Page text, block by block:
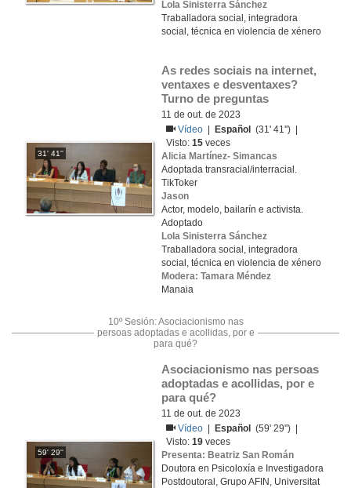
Lola Sinisterra Sánchez
Traballadora social, integradora
social, técnica en violencia de xénero
31' 41''
As redes sociais na internet,
ventaxes e desventaxes?
Turno de preguntas
11 de out. de 2023
Vídeo
Español
(31' 41'') |
Visto:15 veces
Alicia Martínez- Simancas
Adoptada transracial/interracial.
TikToker
Jason
Actor, modelo, bailarín e activista.
Adoptado
Lola Sinisterra Sánchez
Traballadora social, integradora
social, técnica en violencia de xénero
Modera: Tamara Méndez
Manaia
10º Sesión: Asociacionismo nas
persoas adoptadas e acollidas, por e
para qué?
59' 29''
Asociacionismo nas persoas
adoptadas e acollidas, por e
para qué?
11 de out. de 2023
Vídeo
Español
(59' 29'') |
Visto:19 veces
Presenta: Beatriz San Román
Doutora en Psicoloxía e Investigadora
Postdoutoral, Grupo AFIN, Universitat